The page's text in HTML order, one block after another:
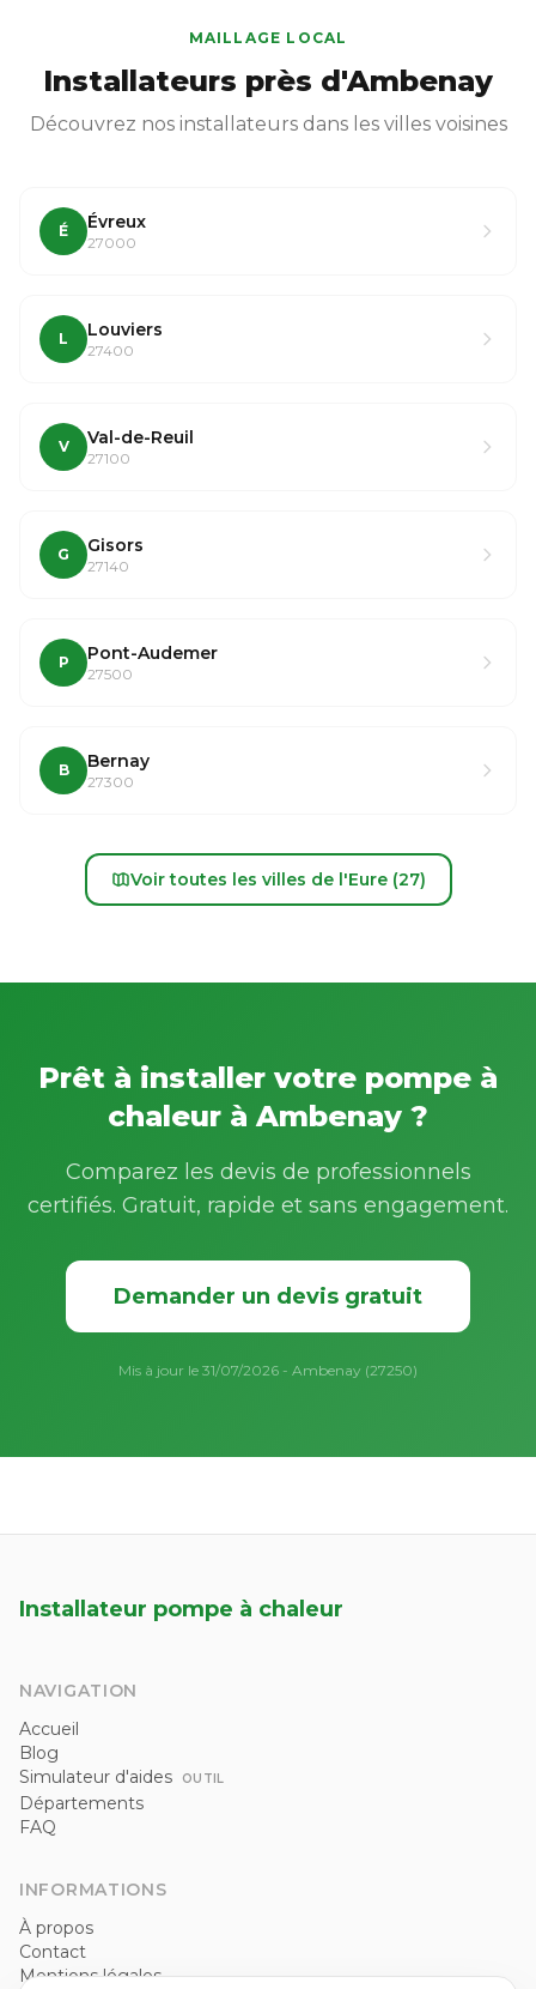
MAILLAGE LOCAL
Installateurs près d'Ambenay
Découvrez nos installateurs dans les villes voisines
É Évreux
27000
L Louviers
27400
V Val-de-Reuil
27100
G Gisors
27140
P Pont-Audemer
27500
B Bernay
27300
Voir toutes les villes de l'Eure (27)
Prêt à installer votre pompe à
chaleur à Ambenay ?
Comparez les devis de professionnels
certifiés. Gratuit, rapide et sans engagement.
Demander un devis gratuit
Mis à jour le 31/07/2026 - Ambenay (27250)
Installateur pompe à chaleur
NAVIGATION
Accueil
Blog
Simulateur d'aides
OUTIL
Départements
FAQ
INFORMATIONS
À propos
Contact
Mentions légales